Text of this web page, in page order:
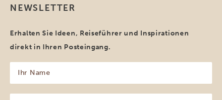
NEWSLETTER
Erhalten Sie Ideen, Reiseführer und Inspirationen
direkt in Ihren Posteingang.
Name
(erforderlich)